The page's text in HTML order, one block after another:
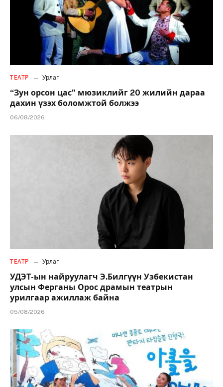
ТЕАТР Урлаг
“Зун орсон цас” мюзиклийг 20 жилийн дараа
дахин үзэх боломжтой болжээ
06/08/2026
ТЕАТР Урлаг
УДЭТ-ын найруулагч Э.Билгүүн Узбекистан
улсын Ферганы Орос драмын театрын
урилгаар ажиллаж байна
05/08/2026